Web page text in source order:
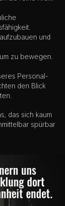
und
zu bewegen.
Personal-
den Blick
das sich kaum
spürbar
uns
dort
endet.